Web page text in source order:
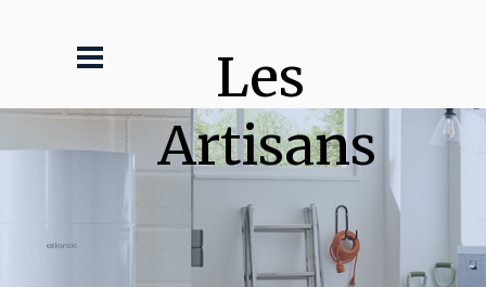
Les
Artisans